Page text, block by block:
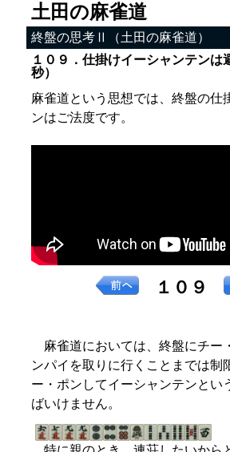
土田の麻雀道
終盤の思考Ⅱ（土田の麻雀道）
１０９．仕掛けイーシャンテンは
秒）
麻雀道という思想では、終盤の仕
ンはご法度です。
１０９
麻雀道においては、終盤にチー
ンパイを取りに行くことまでは制
ー・ポンしてイーシャンテンとい
ばいけません。